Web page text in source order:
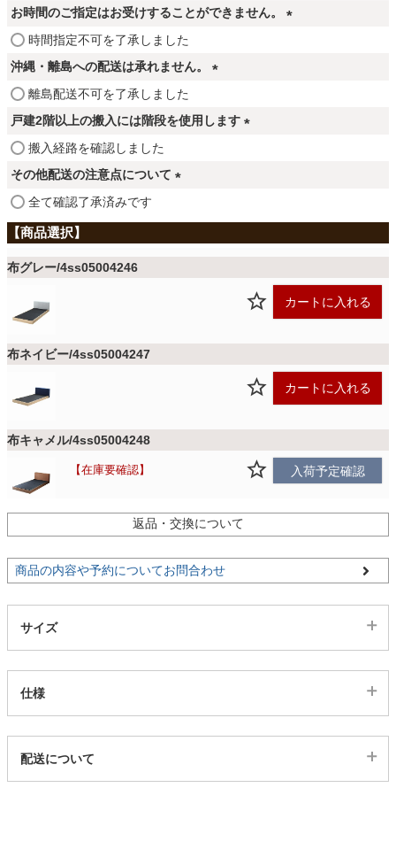
カーテン
ラグ
マット
収納用品
キッチン用品
インテリア雑貨
お時間のご指定はお受けすることができません。
時間指定不可を了承しました
沖縄・離島への配送は承れません。
必
離島配送不可を了承しました
戸建2階以上の搬入には階段を使用します
搬入経路を確認しました
その他配送の注意点について
必
須
)
全て確認了承済みです
布グレー/4ss05004246
カートに入れる
布ネイビー/4ss05004247
カートに入れる
布キャメル/4ss05004248
在庫要確認 入荷予定確認
PVCブラック/4ss05004249
カートに入れる
返品・交換について
商品の内容や予約についてお問合わせ
サイズ
仕様
4ss05004246
配送について